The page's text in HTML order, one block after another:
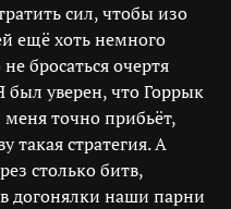
сил, чтобы изо
ещё хоть немного
бросаться очертя
был уверен, что Горрык
точно прибьёт,
такая стратегия. А
столько битв,
догонялки наши парни